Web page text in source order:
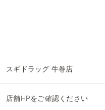
スギドラッグ 牛巻店
店舗HPをご確認ください